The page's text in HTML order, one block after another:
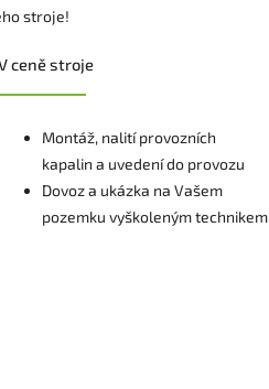
stroje!
ceně stroje
Montáž, nalití provozních
kapalin a uvedení do provozu
Dovoz a ukázka na Vašem
pozemku vyškoleným technikem